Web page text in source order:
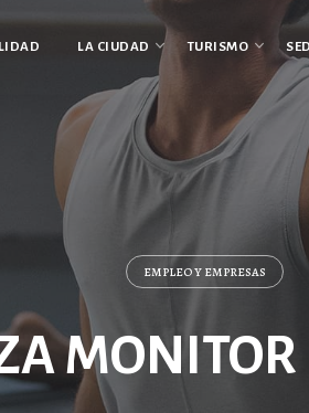
LA CIUDAD TURISMO
EMPLEO Y EMPRESAS
MONITOR